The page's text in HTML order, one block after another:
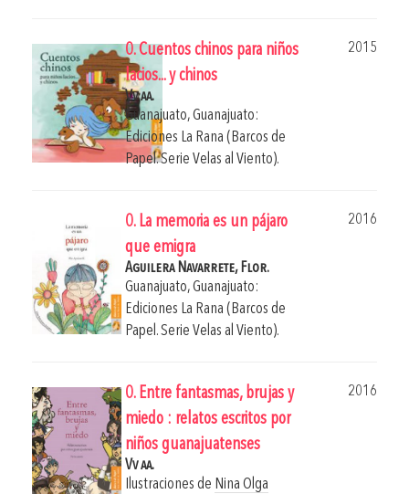
0. Cuentos chinos para niños
lacios... y chinos
2015
Vv aa.
Guanajuato, Guanajuato:
Ediciones La Rana (Barcos de
Papel. Serie Velas al Viento).
0. La memoria es un pájaro
que emigra
2016
Aguilera Navarrete, Flor.
Guanajuato, Guanajuato:
Ediciones La Rana (Barcos de
Papel. Serie Velas al Viento).
0. Entre fantasmas, brujas y
miedo : relatos escritos por
niños guanajuatenses
2016
Vv aa.
Ilustraciones de Nina Olga